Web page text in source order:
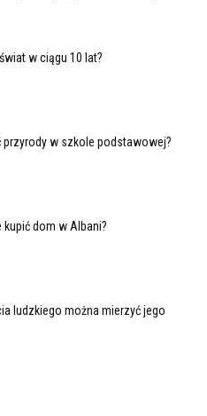
w ciągu 10 lat?
przyrody w szkole podstawowej?
kupić dom w Albani?
ludzkiego można mierzyć jego